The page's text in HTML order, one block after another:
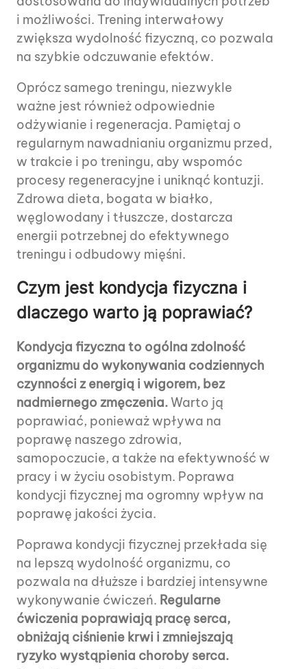
i możliwości. Trening interwałowy
zwiększa wydolność fizyczną, co pozwala
na szybkie odczuwanie efektów.
Oprócz samego treningu, niezwykle
ważne jest również odpowiednie
odżywianie i regeneracja. Pamiętaj o
regularnym nawadnianiu organizmu przed,
w trakcie i po treningu, aby wspomóc
procesy regeneracyjne i uniknąć kontuzji.
Zdrowa dieta, bogata w białko,
węglowodany i tłuszcze, dostarcza
energii potrzebnej do efektywnego
treningu i odbudowy mięśni.
Czym jest kondycja fizyczna i
dlaczego warto ją poprawiać?
Kondycja fizyczna to ogólna zdolność
organizmu do wykonywania codziennych
czynności z energią i wigorem, bez
nadmiernego zmęczenia. Warto ją
poprawiać, ponieważ wpływa na
poprawę naszego zdrowia,
samopoczucie, a także na efektywność w
pracy i w życiu osobistym. Poprawa
kondycji fizycznej ma ogromny wpływ na
poprawę jakości życia.
Poprawa kondycji fizycznej przekłada się
na lepszą wydolność organizmu, co
pozwala na dłuższe i bardziej intensywne
wykonywanie ćwiczeń. Regularne
ćwiczenia poprawiają pracę serca,
obniżają ciśnienie krwi i zmniejszają
ryzyko wystąpienia choroby serca.